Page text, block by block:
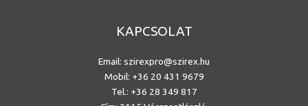
KAPCSOLAT
Email: szirexpro@szirex.hu
Mobil: +36 20 431 9679
Tel.: +36 28 349 817